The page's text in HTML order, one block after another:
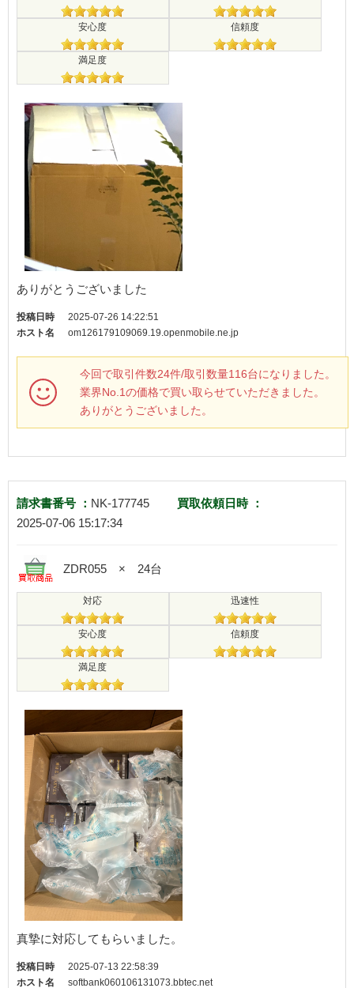
安心度 信頼度
満足度
ありがとうございました
投稿日時
2025-07-26 14:22:51
ホスト名
om126179109069.19.openmobile.ne.jp
今回で取引件数24件/取引数量116台になりました。
業界No.1の価格で買い取らせていただきました。
ありがとうございました。
請求書番号 ： NK-177745
買取依頼日時 ：
2025-07-06 15:17:34
ZDR055 × 24台
対応 迅速性
安心度 信頼度
満足度
真摯に対応してもらいました。
投稿日時
2025-07-13 22:58:39
ホスト名
softbank060106131073.bbtec.net